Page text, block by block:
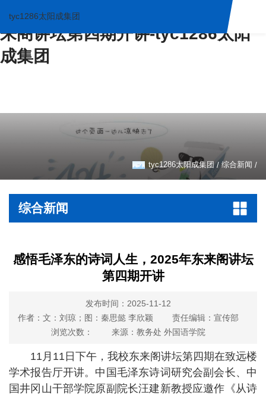
感悟毛泽东的诗词人生，2025年东
来阁讲坛第四期开讲-tyc1286太阳
成集团
tyc1286太阳成集团
tyc1286太阳成集团 / 综合新闻 /
综合新闻
感悟毛泽东的诗词人生，2025年东来阁讲坛
第四期开讲
发布时间：2025-11-12
作者：文：刘琼；图：秦思懿 李欣颖
责任编辑：宣传部
浏览次数：
来源：教务处 外国语学院
11月11日下午，我校东来阁讲坛第四期在致远楼
学术报告厅开讲。中国毛泽东诗词研究会副会长、中
国井冈山干部学院原副院长汪建新教授应邀作《从诗